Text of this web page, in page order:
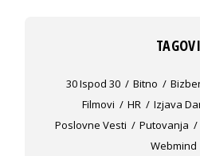
TAGOVI
30 Ispod 30 Bitno
Filmovi
HR Izjava
Poslovne Vesti
Putovanja
Webmind